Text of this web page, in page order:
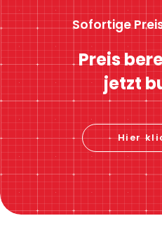
Sofortige
Preis
jetzt
Hier